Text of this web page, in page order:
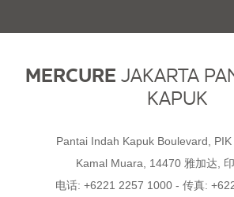
MERCURE JAKARTA
KAPUK
Pantai Indah Kapuk Boulevard, PIK
Kamal Muara, 14470 雅加达,
电话: +6221 2257 1000- 传真: